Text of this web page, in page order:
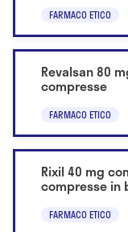
FARMACO ETICO
Revalsan 80
compresse
FARMACO ETICO
Rixil 40 mg
compresse
FARMACO ETICO